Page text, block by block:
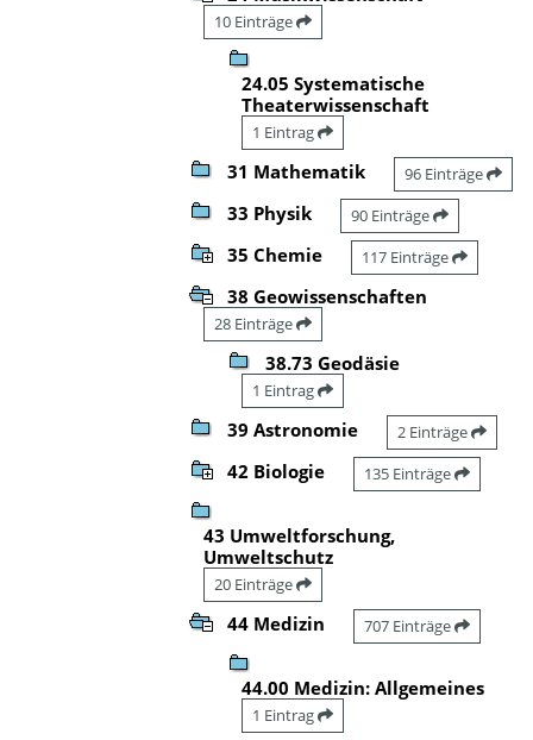
10 Einträge
24.05 Systematische
Theaterwissenschaft
1 Eintrag
31 Mathematik 96 Einträge
33 Physik 90 Einträge
35 Chemie 117 Einträge
38 Geowissenschaften
28 Einträge
38.73 Geodäsie
1 Eintrag
39 Astronomie 2 Einträge
42 Biologie 135 Einträge
43 Umweltforschung,
Umweltschutz
20 Einträge
44 Medizin 707 Einträge
44.00 Medizin: Allgemeines
1 Eintrag